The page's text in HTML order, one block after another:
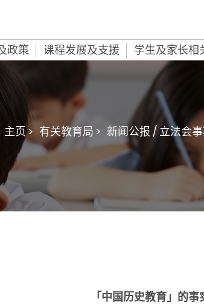
政策 课程发展及支援 学生及家长相
主页 > 有关教育局 > 新闻公报 / 立法会
「中国历史教育」的